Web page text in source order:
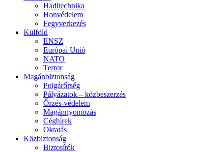
Haditechnika
Honvédelem
Fegyverkezés
Külföld
ENSZ
Európai Unió
NATO
Terror
Magánbiztonság
Polgárőrség
Pályázatok – közbeszerzés
Őrzés-védelem
Magánnyomozás
Céghírek
Oktatás
Közbiztonság
Biztosítók